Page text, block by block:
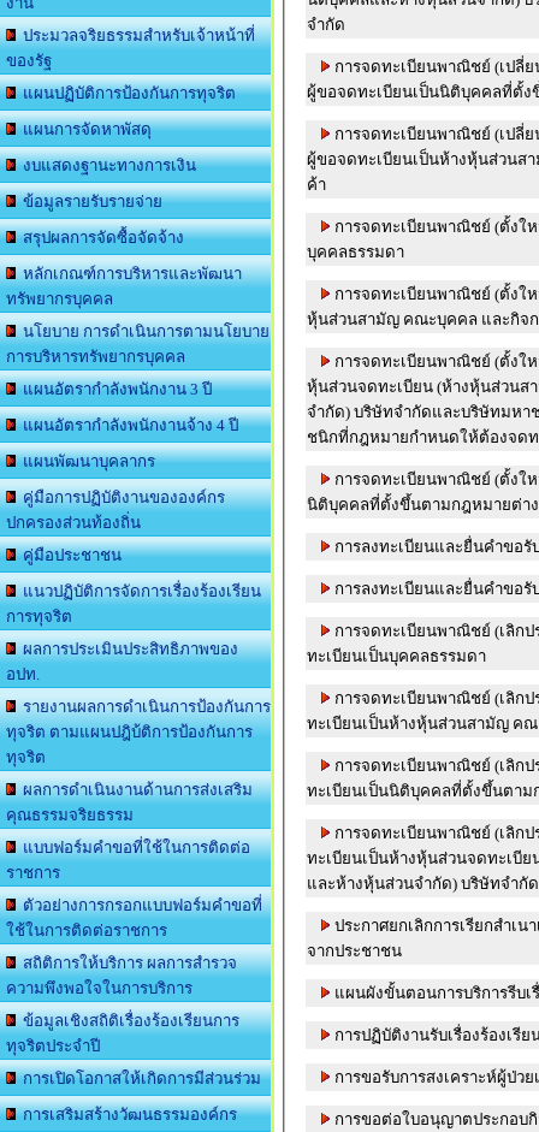
ประมวลจริยธรรมสำหรับเจ้าหน้าที่
ของรัฐ
แผนปฏิบัติการป้องกันการทุจริต
แผนการจัดหาพัสดุ
งบแสดงฐานะทางการเงิน
ข้อมูลรายรับรายจ่าย
สรุปผลการจัดซื้อจัดจ้าง
หลักเกณฑ์การบริหารและพัฒนา
ทรัพยากรบุคคล
นโยบาย การดำเนินการตามนโยบาย
การบริหารทรัพยากรบุคคล
แผนอัตรากำลังพนักงาน 3 ปี
แผนอัตรากำลังพนักงานจ้าง 4 ปี
แผนพัฒนาบุคลากร
คู่มือการปฏิบัติงานขององค์กร
ปกครองส่วนท้องถิ่น
คู่มือประชาชน
แนวปฏิบัติการจัดการเรื่องร้องเรียน
การทุจริต
ผลการประเมินประสิทธิภาพของ
อปท.
รายงานผลการดำเนินการป้องกันการ
ทุจริต ตามแผนปฎิบ้ติการป้องกันการ
ทุจริต
ผลการดำเนินงานด้านการส่งเสริม
คุณธรรมจริยธรรม
แบบฟอร์มคำขอที่ใช้ในการติดต่อ
ราชการ
ตัวอย่างการกรอกแบบฟอร์มคำขอที่
ใช้ในการติดต่อราชการ
สถิติการให้บริการ ผลการสำรวจ
ความพึงพอใจในการบริการ
ข้อมูลเชิงสถิติเรื่องร้องเรียนการ
ทุจริตประจำปี
การเปิดโอกาสให้เกิดการมีส่วนร่วม
การเสริมสร้างวัฒนธรรมองค์กร
จำกัด
การจดทะเบียนพาณิชย์ (เปลี่
ผู้ขอจดทะเบียนเป็นนิติบุคคลที่ตั้ง
การจดทะเบียนพาณิชย์ (เปลี่
ผู้ขอจดทะเบียนเป็นห้างหุ้นส่วนส
ค้า
การจดทะเบียนพาณิชย์ (ตั้งใ
บุคคลธรรมดา
การจดทะเบียนพาณิชย์ (ตั้งใ
หุ้นส่วนสามัญ คณะบุคคล และกิจก
การจดทะเบียนพาณิชย์ (ตั้งใ
หุ้นส่วนจดทะเบียน (ห้างหุ้นส่วน
จำกัด) บริษัทจำกัดและบริษัทมห
ชนิกที่กฎหมายกำหนดให้ต้องจด
การจดทะเบียนพาณิชย์ (ตั้งใ
นิติบุคคลที่ตั้งขึ้นตามกฎหมายต่าง
การลงทะเบียนและยื่นคำขอรั
การลงทะเบียนและยื่นคำขอรั
การจดทะเบียนพาณิชย์ (เลิก
ทะเบียนเป็นบุคคลธรรมดา
การจดทะเบียนพาณิชย์ (เลิก
ทะเบียนเป็นห้างหุ้นส่วนสามัญ ค
การจดทะเบียนพาณิชย์ (เลิก
ทะเบียนเป็นนิติบุคคลที่ตั้งขึ้นตาม
การจดทะเบียนพาณิชย์ (เลิก
ทะเบียนเป็นห้างหุ้นส่วนจดทะเบี
และห้างหุ้นส่วนจำกัด) บริษัทจำกั
ประกาศยกเลิกการเรียกสำเน
จากประชาชน
แผนผังขั้นตอนการบริการรีบเ
การปฏิบัติงานรับเรื่องร้องเรีย
การขอรับการสงเคราะห์ผู้ป่วย
การขอต่อใบอนุญาตประกอบ